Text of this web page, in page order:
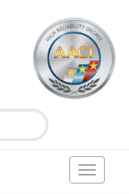
Toggle